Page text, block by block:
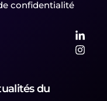
confidentialité
du